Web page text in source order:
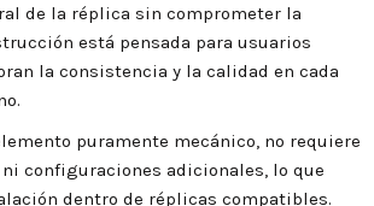
de la réplica sin comprometer la
está pensada para usuarios
la consistencia y la calidad en cada
puramente mecánico, no requiere
configuraciones adicionales, lo que
dentro de réplicas compatibles.